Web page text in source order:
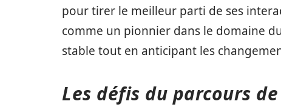
pour tirer le meilleur parti de ses
comme un pionnier dans le domaine
stable tout en anticipant les
Les défis du parcours